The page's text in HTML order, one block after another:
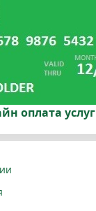
оплата услуг